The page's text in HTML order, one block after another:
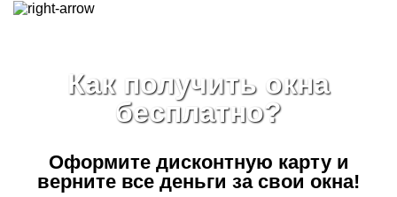
Как получить окна
бесплатно?
Оформите дисконтную картуи
верните все деньги за свои окна!